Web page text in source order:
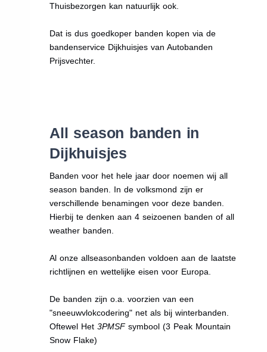
Thuisbezorgen kan natuurlijk ook.
Dat is dus goedkoper banden kopen via de
bandenservice Dijkhuisjes van Autobanden
Prijsvechter.
All season banden in
Dijkhuisjes
Banden voor het hele jaar door noemen wij all
season banden. In de volksmond zijn er
verschillende benamingen voor deze banden.
Hierbij te denken aan 4 seizoenen banden of all
weather banden.
Al onze allseasonbanden voldoen aan de laatste
richtlijnen en wettelijke eisen voor Europa.
De banden zijn o.a. voorzien van een
"sneeuwvlokcodering" net als bij winterbanden.
Oftewel Het3PMSFsymbool (3 Peak Mountain
Snow Flake)